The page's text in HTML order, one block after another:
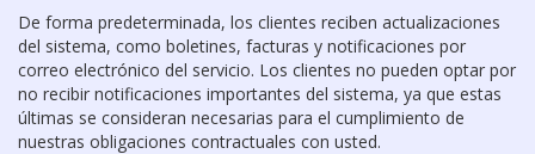
De forma predeterminada, los clientes reciben actualizaciones
del sistema, como boletines, facturas y notificaciones por
correo electrónico del servicio. Los clientes no pueden optar por
no recibir notificaciones importantes del sistema, ya que estas
últimas se consideran necesarias para el cumplimiento de
nuestras obligaciones contractuales con usted.